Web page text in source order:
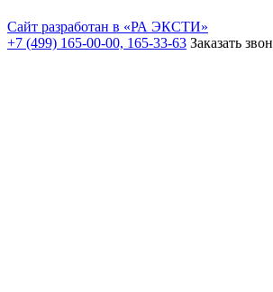
Сайт разработан в «РА ЭКСТИ»
+7 (499) 165-00-00, 165-33-63 Заказать